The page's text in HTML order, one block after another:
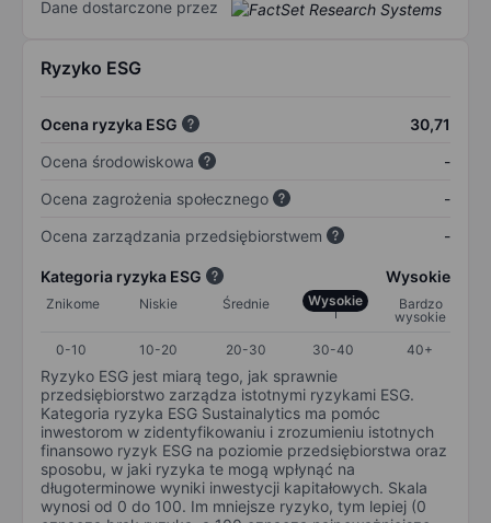
Dane dostarczone przez
Ryzyko ESG
Ocena ryzyka ESG
30,71
Ocena środowiskowa
-
Ocena zagrożenia społecznego
-
Ocena zarządzania przedsiębiorstwem
-
Kategoria ryzyka ESG Wysokie
Znikome Niskie Średnie Wysokie
Bardzo
wysokie
0-10
10-20 20-30 30-40 40+
Ryzyko ESG jest miarą tego, jak sprawnie
przedsiębiorstwo zarządza istotnymi ryzykami ESG.
Kategoria ryzyka ESG Sustainalytics ma pomóc
inwestorom w zidentyfikowaniu i zrozumieniu istotnych
finansowo ryzyk ESG na poziomie przedsiębiorstwa oraz
sposobu, w jaki ryzyka te mogą wpłynąć na
długoterminowe wyniki inwestycji kapitałowych. Skala
wynosi od 0 do 100. Im mniejsze ryzyko, tym lepiej (0